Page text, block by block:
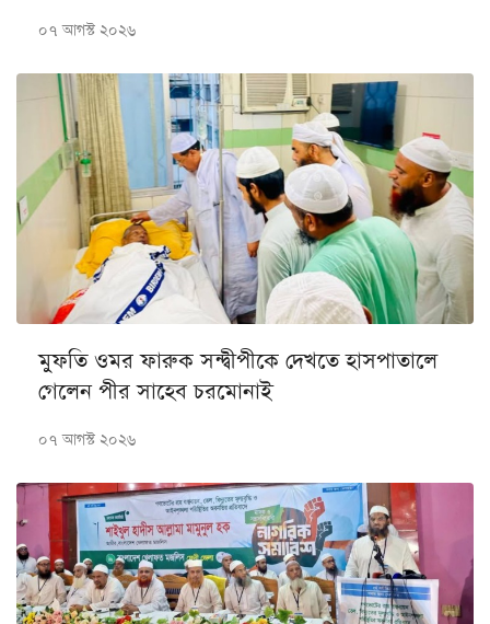
০৭ আগস্ট ২০২৬
মুফতি ওমর ফারুক সন্দ্বীপীকে দেখতে হাসপাতালে
গেলেন পীর সাহেব চরমোনাই
০৭ আগস্ট ২০২৬